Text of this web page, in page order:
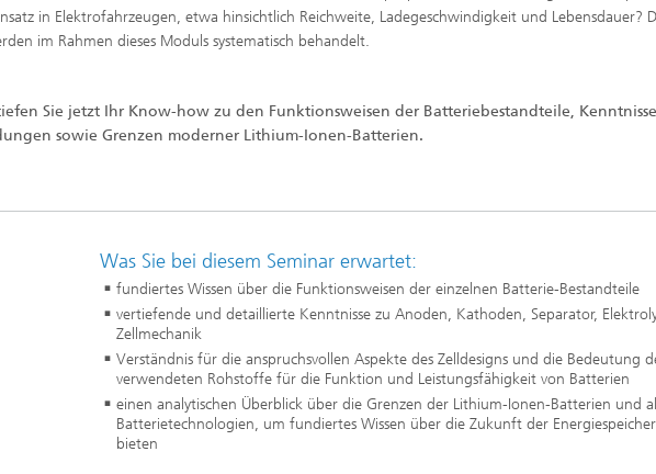
in Elektrofahrzeugen, etwa hinsichtlich Reichweite, Ladegeschwindigkeit und Lebensdauer?
im Rahmen dieses Moduls systematisch behandelt.
Sie jetzt Ihr Know-how zu den Funktionsweisen der Batteriebestandteile,
sowie Grenzen moderner Lithium-Ionen-Batterien.
Was Sie bei diesem Seminar erwartet:
fundiertes Wissen über die Funktionsweisen der einzelnen Batterie-Bestandteile
vertiefende und detaillierte Kenntnisse zu Anoden, Kathoden, Separator,
Zellmechanik
Verständnis für die anspruchsvollen Aspekte des Zelldesigns und die Bedeutung
verwendeten Rohstoffe für die Funktion und Leistungsfähigkeit von Batterien
einen analytischen Überblick über die Grenzen der Lithium-Ionen-Batterien und
Batterietechnologien, um fundiertes Wissen über die Zukunft der
bieten